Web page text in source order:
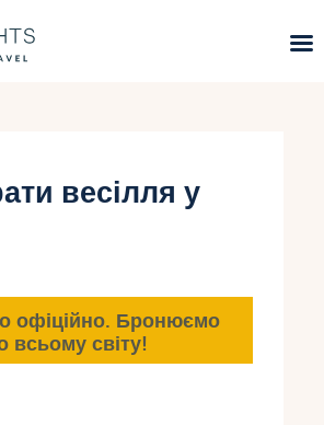
весілля у
офіційно. Бронюємо
всьому світу!